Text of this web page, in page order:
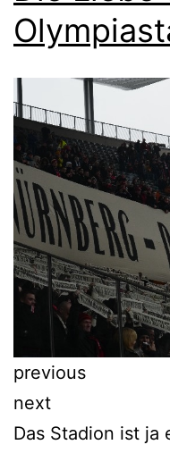
previous
next
Das Stadion ist ja